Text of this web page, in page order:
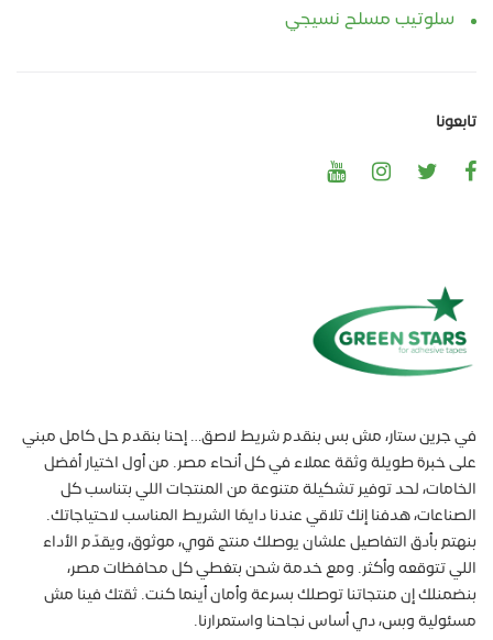
سلوتيب مسلح نسيجي
تابعونا
في جرين ستار، مش بس بنقدم شريط لاصق… إحنا بنقدم حل كامل مبني
على خبرة طويلة وثقة عملاء في كل أنحاء مصر. من أول اختيار أفضل
الخامات، لحد توفير تشكيلة متنوعة من المنتجات اللي بتناسب كل
الصناعات، هدفنا إنك تلاقي عندنا دايمًا الشريط المناسب لاحتياجاتك.
بنهتم بأدق التفاصيل علشان يوصلك منتج قوي، موثوق، ويقدّم الأداء
اللي تتوقعه وأكثر. ومع خدمة شحن بتغطي كل محافظات مصر،
بنضمنلك إن منتجاتنا توصلك بسرعة وأمان أينما كنت. ثقتك فينا مش
مسئولية وبس، دي أساس نجاحنا واستمرارنا.